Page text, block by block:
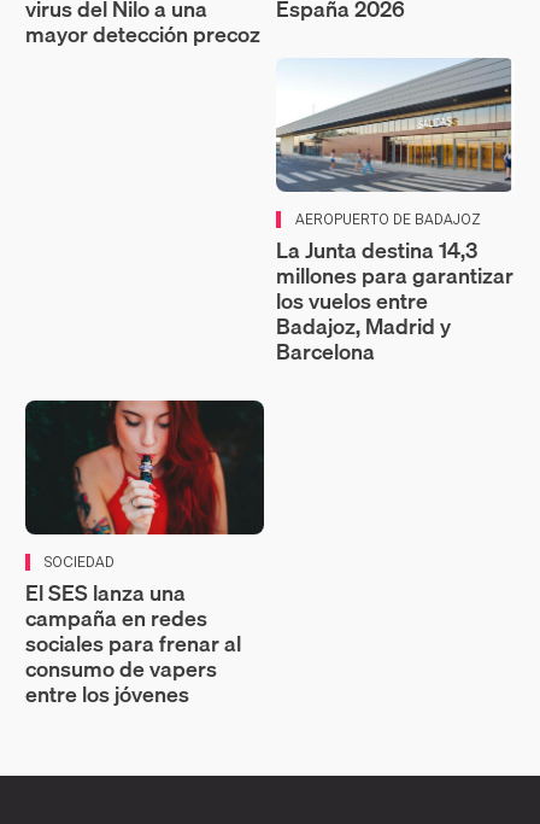
virus del Nilo a una
mayor detección precoz
España 2026
AEROPUERTO DE BADAJOZ
La Junta destina 14,3
millones para garantizar
los vuelos entre
Badajoz, Madrid y
Barcelona
SOCIEDAD
El SES lanza una
campaña en redes
sociales para frenar al
consumo de vapers
entre los jóvenes